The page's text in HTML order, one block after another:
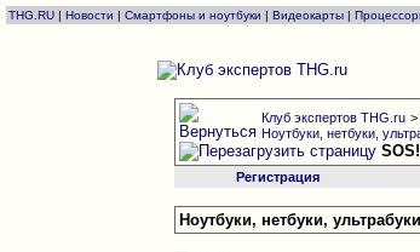
THG.RU | Новости | Смартфоны и ноутбуки | Видеокарты |
Клуб экспертов THG.ru
Ноутбуки, нетбуки,
Регистрация
Ноутбуки, нетбуки, ультрабуки